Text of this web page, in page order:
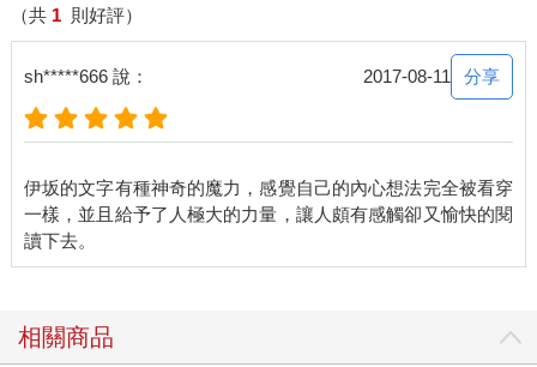
聖誕老人的送禮系統，便是為了這樣的孩子而存在。
因此，找出符合需要的孩子便十分重要，調查部的成員總是在負
責的區域中四處搜索。情報會整理成清單，實際上能找出多少
「不得不依靠聖誕老人的孩子」這個覆蓋率非常重要。
聖誕老人必須始終看顧著孩子！
每個員工都這麼想。
野村將紙箱搬入倉庫，回到廄舍時，一個有著雙眼皮的新進員工
──說是新進員工，也快三十歲，穿著連身工作服的中森遊馬，小
跑步奔向他。
的搭配程度，分成數支隊伍。
中森操作手邊的平板電腦後回答：「十五，十五小隊的K，這幾天
（共 1 則好評）
sh*****666 說： 2017-08-11 分享
伊坂的文字有種神奇的魔力，感覺自己的內心想法完全被看穿
一樣，並且給予了人極大的力量，讓人頗有感觸卻又愉快的閱
相關商品